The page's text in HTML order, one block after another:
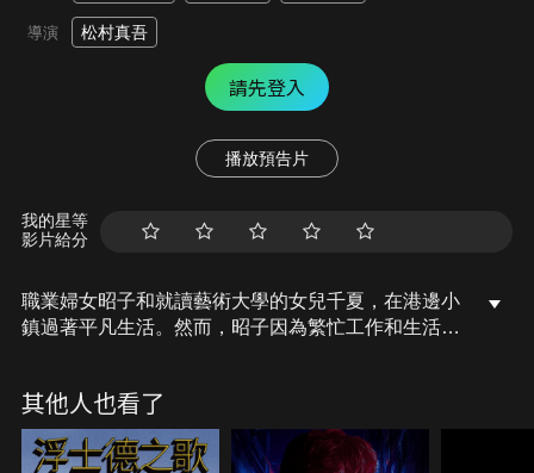
導演 松村真吾
請先登入
播放預告片
我的星等
影片給分
職業婦女昭子和就讀藝術大學的女兒千夏，在港邊小
鎮過著平凡生活。然而，昭子因為繁忙工作和生活壓
話語而困擾不已。此外，隨之而來的一張胸部複檢報
告書、交心好友的背叛，各種接二連三的打擊，都造
成千夏心中不可抹滅的陰影，讓她對自己的胸部施加
其他人也看了